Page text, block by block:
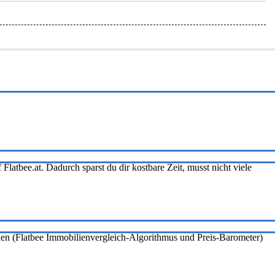
Dadurch sparst du dir kostbare Zeit, musst nicht viele
(Flatbee Immobilienvergleich-Algorithmus und Preis-Barometer)